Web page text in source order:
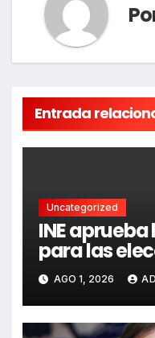
Entrada
Uncategorized
INE
para las
AGO 1, 2026